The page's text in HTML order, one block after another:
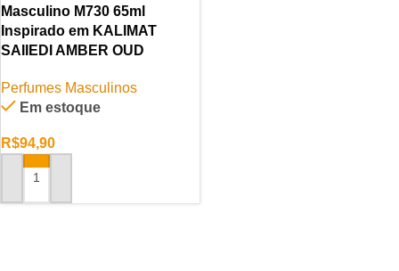
Masculino M730 65ml
Inspirado em KALIMAT
SAIIEDI AMBER OUD
Perfumes Masculinos
Em estoque
R$94,90
ADICIONAR AO CARRINHO